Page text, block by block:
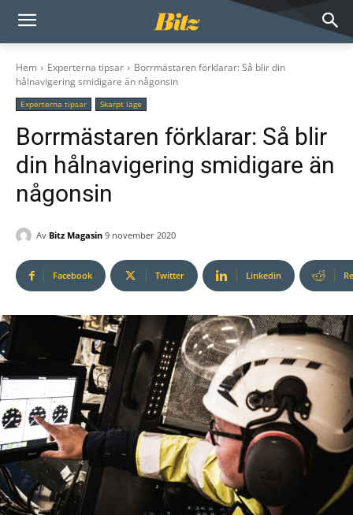
Hem Experterna tipsar
Borrmästaren förklarar: Så blir din
hålnavigering smidigare än någonsin
Experterna tipsar Skarpt läge
Borrmästaren förklarar: Så blir
din hålnavigering smidigare än
någonsin
Av Bitz Magasin 9 november 2020
Facebook Twitter Linkedin